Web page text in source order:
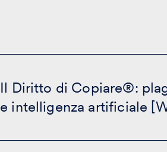
Il Diritto di Copiare®:
e intelligenza artificiale